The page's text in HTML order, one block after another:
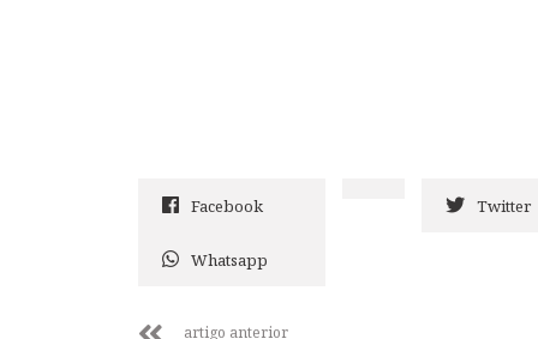
Facebook Twitter
Whatsapp
artigo anterior